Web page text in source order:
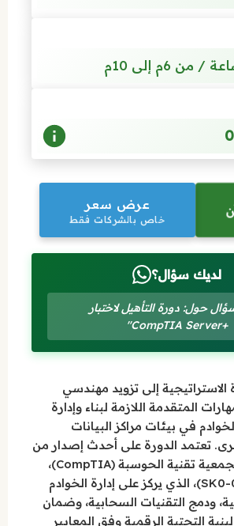
عرض سعر
خاص بالشركات فقط
لديك سؤال؟
حول: دورة التأهيل لاختبار
+CompTIA Server"
إلى تزويد مهندسي
المتقدمة اللازمة لبناء وإدارة
في بيئات مراكز البيانات
تعتمد الدورة على أحدث إصدار من
المنهج الرسمي لجمعية تقنية الحوسبة (CompTIA)،
وهو الإصدار (SK0-005)، الذي يركز على إدارة الخوادم
ودمج التقنيات السحابية، وضمان
التحتية الرقمية وفق المعايير